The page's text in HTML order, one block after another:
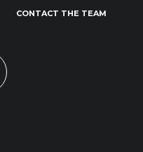
CONTACT THE TEAM